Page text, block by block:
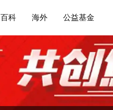
百科 海外 公益基金